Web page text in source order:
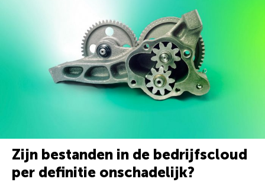
Zijn bestanden in de bedrijfscloud
per definitie onschadelijk?